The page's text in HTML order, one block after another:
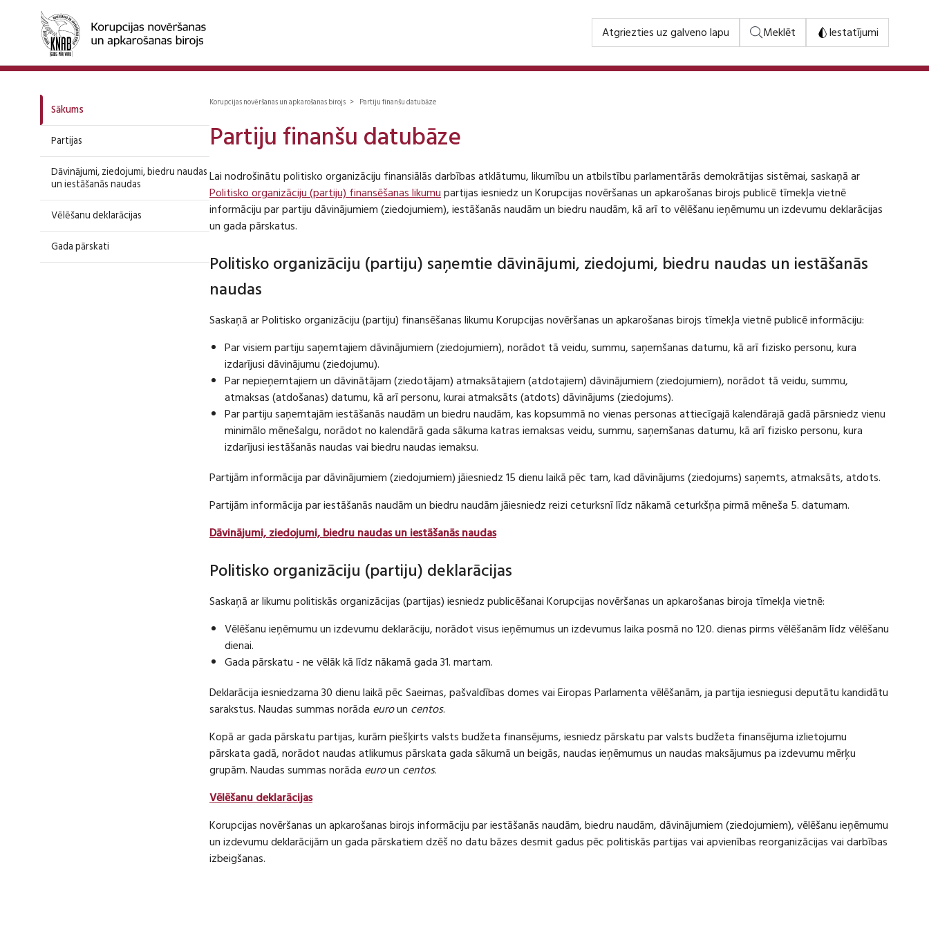
Atgriezties uz galveno lapu Meklēt Iestatījumi
Sākums
Partijas
Dāvinājumi, ziedojumi, biedru naudas
un iestāšanās naudas
Vēlēšanu deklarācijas
Gada pārskati
Korupcijas novēršanas un apkarošanas birojs > Partiju finanšu datubāze
Partiju finanšu datubāze
Lai nodrošinātu politisko organizāciju finansiālās darbības atklātumu, likumību un atbilstību parlamentārās demokrātijas sistēmai, saskaņā ar
Politisko organizāciju (partiju) finansēšanas likumupartijas iesniedz un Korupcijas novēršanas un apkarošanas birojs publicē tīmekļa vietnē
informāciju par partiju dāvinājumiem (ziedojumiem), iestāšanās naudām un biedru naudām, kā arī to vēlēšanu ieņēmumu un izdevumu deklarācijas
un gada pārskatus.
Politisko organizāciju (partiju) saņemtie dāvinājumi, ziedojumi, biedru naudas un iestāšanās
naudas
Saskaņā ar Politisko organizāciju (partiju) finansēšanas likumu Korupcijas novēršanas un apkarošanas birojs tīmekļa vietnē publicē informāciju:
Par visiem partiju saņemtajiem dāvinājumiem (ziedojumiem), norādot tā veidu, summu, saņemšanas datumu, kā arī fizisko personu, kura
izdarījusi dāvinājumu (ziedojumu).
Par nepieņemtajiem un dāvinātājam (ziedotājam) atmaksātajiem (atdotajiem) dāvinājumiem (ziedojumiem), norādot tā veidu, summu,
atmaksas (atdošanas) datumu, kā arī personu, kurai atmaksāts (atdots) dāvinājums (ziedojums).
Par partiju saņemtajām iestāšanās naudām un biedru naudām, kas kopsummā no vienas personas attiecīgajā kalendārajā gadā pārsniedz vienu
minimālo mēnešalgu, norādot no kalendārā gada sākuma katras iemaksas veidu, summu, saņemšanas datumu, kā arī fizisko personu, kura
izdarījusi iestāšanās naudas vai biedru naudas iemaksu.
Partijām informācija par dāvinājumiem (ziedojumiem) jāiesniedz 15 dienu laikā pēc tam, kad dāvinājums (ziedojums) saņemts, atmaksāts, atdots.
Partijām informācija par iestāšanās naudām un biedru naudām jāiesniedz reizi ceturksnī līdz nākamā ceturkšņa pirmā mēneša 5. datumam.
Dāvinājumi, ziedojumi, biedru naudas un iestāšanās naudas
Politisko organizāciju (partiju) deklarācijas
Saskaņā ar likumu politiskās organizācijas (partijas) iesniedz publicēšanai Korupcijas novēršanas un apkarošanas biroja tīmekļa vietnē:
Vēlēšanu ieņēmumu un izdevumu deklarāciju, norādot visus ieņēmumus un izdevumus laika posmā no 120. dienas pirms vēlēšanām līdz vēlēšanu
dienai.
Gada pārskatu - ne vēlāk kā līdz nākamā gada 31. martam.
Deklarācija iesniedzama 30 dienu laikā pēc Saeimas, pašvaldības domes vai Eiropas Parlamenta vēlēšanām, ja partija iesniegusi deputātu kandidātu
sarakstus. Naudas summas norāda euroun centos.
Kopā ar gada pārskatu partijas, kurām piešķirts valsts budžeta finansējums, iesniedz pārskatu par valsts budžeta finansējuma izlietojumu
pārskata gadā, norādot naudas atlikumus pārskata gada sākumā un beigās, naudas ieņēmumus un naudas maksājumus pa izdevumu mērķu
grupām. Naudas summas norāda euroun centos.
Vēlēšanu deklarācijas
Korupcijas novēršanas un apkarošanas birojs informāciju par iestāšanās naudām, biedru naudām, dāvinājumiem (ziedojumiem), vēlēšanu ieņēmumu
un izdevumu deklarācijām un gada pārskatiem dzēš no datu bāzes desmit gadus pēc politiskās partijas vai apvienības reorganizācijas vai darbības
izbeigšanas.